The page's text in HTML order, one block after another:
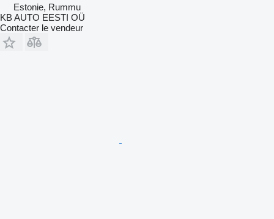
Estonie, Rummu
KB AUTO EESTI OÜ
Contacter le vendeur